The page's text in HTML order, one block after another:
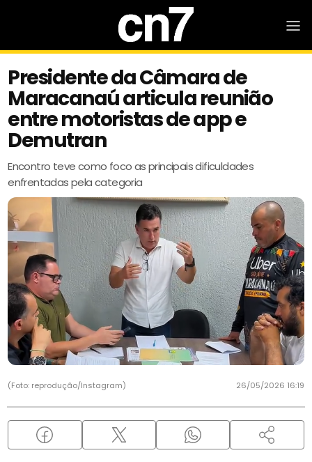
Presidente da Câmara de
Maracanaú articula reunião
entre motoristas de app e
Demutran
Encontro teve como foco as principais dificuldades
enfrentadas pela categoria
(Foto: reprodução/Instagram) 26/05/2026 16:19